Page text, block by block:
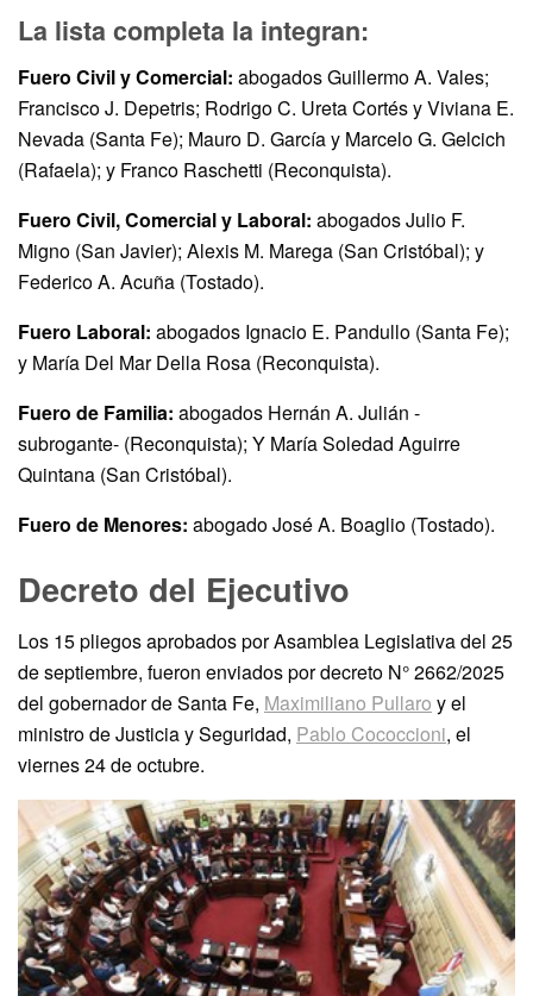
La lista completa la integran:
Fuero Civil y Comercial: abogados Guillermo A. Vales;
Francisco J. Depetris; Rodrigo C. Ureta Cortés y Viviana E.
Nevada (Santa Fe); Mauro D. García y Marcelo G. Gelcich
(Rafaela); y Franco Raschetti (Reconquista).
Fuero Civil, Comercial y Laboral: abogados Julio F.
Migno (San Javier); Alexis M. Marega (San Cristóbal); y
Federico A. Acuña (Tostado).
Fuero Laboral: abogados Ignacio E. Pandullo (Santa Fe);
y María Del Mar Della Rosa (Reconquista).
Fuero de Familia: abogados Hernán A. Julián -
subrogante- (Reconquista); Y María Soledad Aguirre
Quintana (San Cristóbal).
Fuero de Menores: abogado José A. Boaglio (Tostado).
Decreto del Ejecutivo
Los 15 pliegos aprobados por Asamblea Legislativa del 25
de septiembre, fueron enviados por decreto N° 2662/2025
del gobernador de Santa Fe, Maximiliano Pullaro y el
ministro de Justicia y Seguridad, Pablo Cococcioni, el
viernes 24 de octubre.